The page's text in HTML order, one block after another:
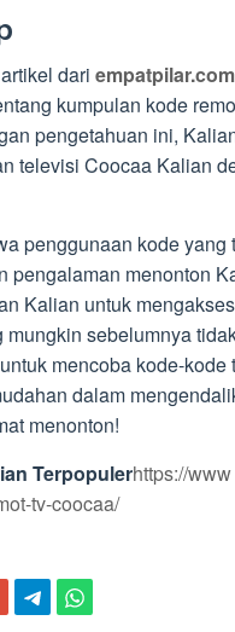
dari empatpilar.com
kumpulan kode
pengetahuan ini,
televisi Coocaa Kalian
penggunaan kode yang
pengalaman menonton
Kalian untuk
mungkin sebelumnya
mencoba kode-kode
dalam
menonton!
Terpopulerhttps://
tv-coocaa/